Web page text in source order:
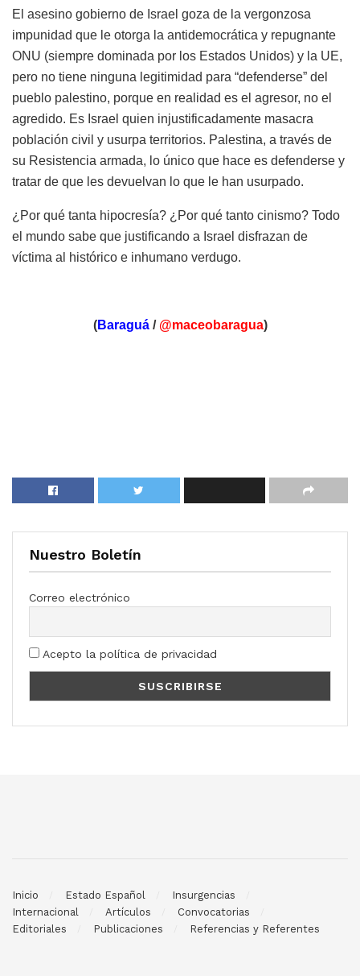
El asesino gobierno de Israel goza de la vergonzosa
impunidad que le otorga la antidemocrática y repugnante
ONU (siempre dominada por los Estados Unidos) y la UE,
pero no tiene ninguna legitimidad para “defenderse” del
pueblo palestino, porque en realidad es el agresor, no el
agredido. Es Israel quien injustificadamente masacra
población civil y usurpa territorios. Palestina, a través de
su Resistencia armada, lo único que hace es defenderse y
tratar de que les devuelvan lo que le han usurpado.
¿Por qué tanta hipocresía? ¿Por qué tanto cinismo? Todo
el mundo sabe que justificando a Israel disfrazan de
víctima al histórico e inhumano verdugo.
(Baraguá/ @maceobaragua)
Nuestro Boletín
Correo electrónico
Acepto la política de privacidad
Inicio Estado Español
Insurgencias
Internacional
Artículos
Convocatorias
Editoriales
Publicaciones Referencias y Referentes